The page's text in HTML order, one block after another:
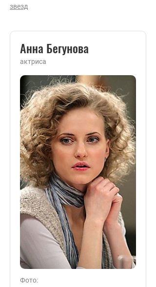
звезд
Анна Бегунова
актриса
Фото: